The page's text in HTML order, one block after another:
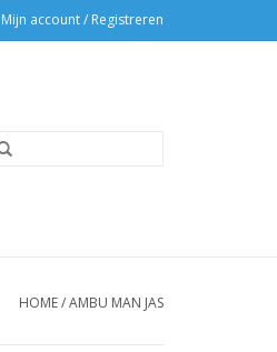
Mijn account / Registreren
HOME/AMBU MAN JAS